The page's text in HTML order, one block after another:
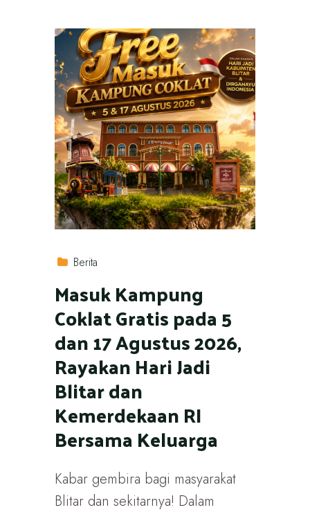
Berita
Masuk Kampung
Coklat Gratis pada 5
dan 17 Agustus 2026,
Rayakan Hari Jadi
Blitar dan
Kemerdekaan RI
Bersama Keluarga
Kabar gembira bagi masyarakat
Blitar dan sekitarnya! Dalam